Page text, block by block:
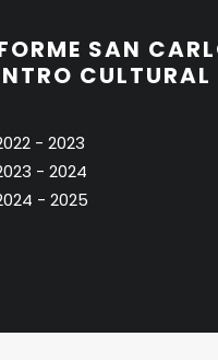
SAN
CULTURAL
- 2023
- 2024
- 2025